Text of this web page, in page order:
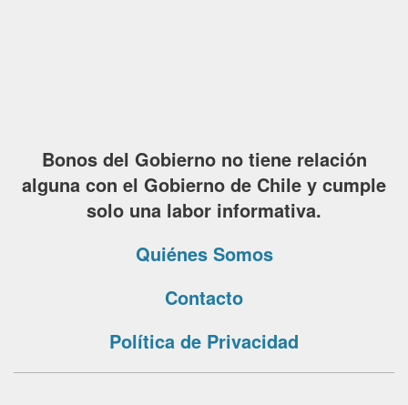
Bonos del Gobierno no tiene relación
alguna con el Gobierno de Chile y cumple
solo una labor informativa.
Quiénes Somos
Contacto
Política de Privacidad